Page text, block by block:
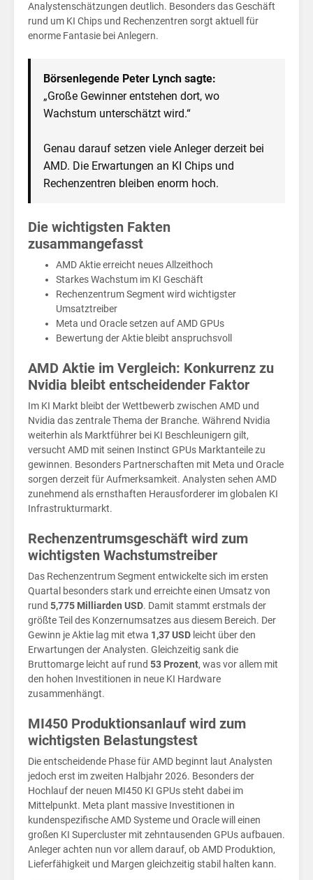
und
Analystenschätzungen deutlich. Besonders das Geschäft
rund um KI Chips und Rechenzentren sorgt aktuell für
enorme Fantasie bei Anlegern.
Börsenlegende Peter Lynch sagte:
„Große Gewinner entstehen dort, wo
Wachstum unterschätzt wird.“
Genau darauf setzen viele Anleger derzeit bei
AMD. Die Erwartungen an KI Chips und
Rechenzentren bleiben enorm hoch.
Die wichtigsten Fakten
zusammangefasst
AMD Aktie erreicht neues Allzeithoch
Starkes Wachstum im KI Geschäft
Rechenzentrum Segment wird wichtigster
Umsatztreiber
Meta und Oracle setzen auf AMD GPUs
Bewertung der Aktie bleibt anspruchsvoll
AMD Aktie im Vergleich: Konkurrenz zu
Nvidia bleibt entscheidender Faktor
Im KI Markt bleibt der Wettbewerb zwischen AMD und
Nvidia das zentrale Thema der Branche. Während Nvidia
weiterhin als Marktführer bei KI Beschleunigern gilt,
versucht AMD mit seinen Instinct GPUs Marktanteile zu
gewinnen. Besonders Partnerschaften mit Meta und Oracle
sorgen derzeit für Aufmerksamkeit. Analysten sehen AMD
zunehmend als ernsthaften Herausforderer im globalen KI
Infrastrukturmarkt.
Rechenzentrumsgeschäft wird zum
wichtigsten Wachstumstreiber
Das Rechenzentrum Segment entwickelte sich im ersten
Quartal besonders stark und erreichte einen Umsatz von
rund 5,775 Milliarden USD. Damit stammt erstmals der
größte Teil des Konzernumsatzes aus diesem Bereich. Der
Gewinn je Aktie lag mit etwa 1,37 USD leicht über den
Erwartungen der Analysten. Gleichzeitig sank die
Bruttomarge leicht auf rund 53 Prozent, was vor allem mit
den hohen Investitionen in neue KI Hardware
zusammenhängt.
MI450 Produktionsanlauf wird zum
wichtigsten Belastungstest
Die entscheidende Phase für AMD beginnt laut Analysten
jedoch erst im zweiten Halbjahr 2026. Besonders der
Hochlauf der neuen MI450 KI GPUs steht dabei im
Mittelpunkt. Meta plant massive Investitionen in
kundenspezifische AMD Systeme und Oracle will einen
großen KI Supercluster mit zehntausenden GPUs aufbauen.
Anleger achten nun vor allem darauf, ob AMD Produktion,
Lieferfähigkeit und Margen gleichzeitig stabil halten kann.